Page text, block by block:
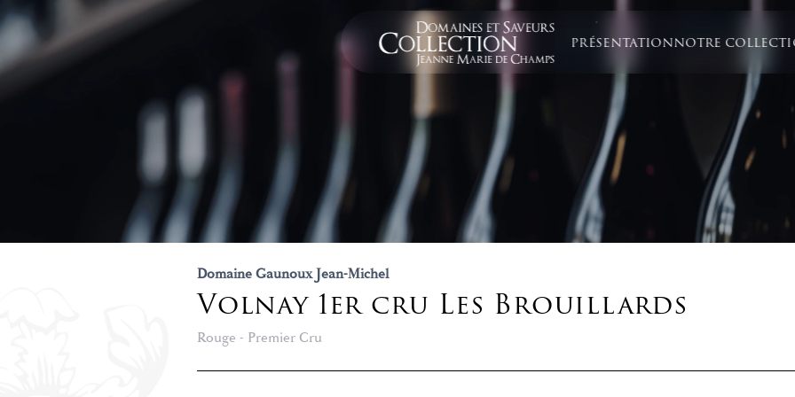
PRÉSENTATIONNOTRE
Domaine Gaunoux Jean-Michel
Volnay 1er cru Les Brouillards
Rouge - Premier Cru